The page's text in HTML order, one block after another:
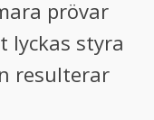
prövar
lyckas styra
resulterar